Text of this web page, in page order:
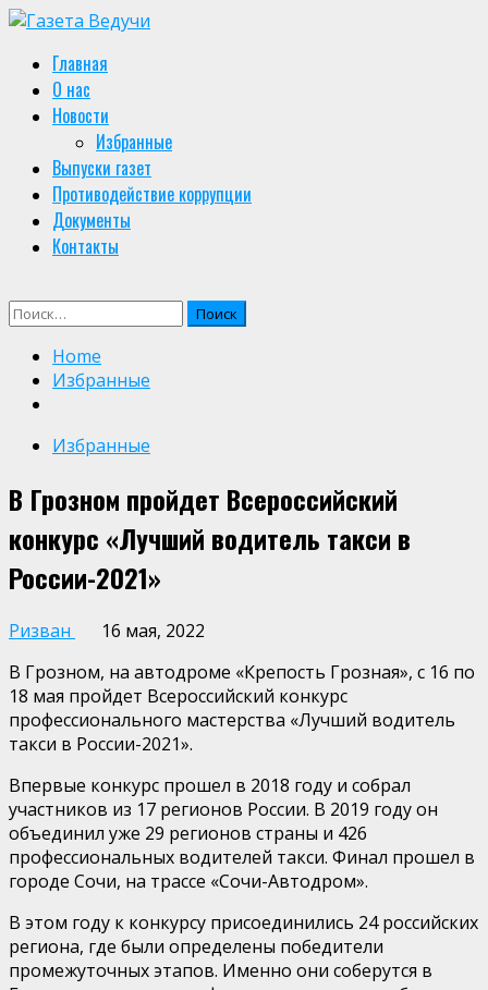
Skip
content
Primary
Menu
Главная
О нас
Новости
Избранные
Выпуски газет
Противодействие коррупции
Документы
Контакты
Найти:
Home
Избранные
Избранные
В Грозном пройдет Всероссийский
конкурс «Лучший водитель такси в
России-2021»
Ризван
16 мая, 2022
В Грозном, на автодроме «Крепость Грозная», с 16 по
18 мая пройдет Всероссийский конкурс
профессионального мастерства «Лучший водитель
такси в России-2021».
Впервые конкурс прошел в 2018 году и собрал
участников из 17 регионов России. В 2019 году он
объединил уже 29 регионов страны и 426
профессиональных водителей такси. Финал прошел в
городе Сочи, на трассе «Сочи-Автодром».
В этом году к конкурсу присоединились 24 российских
региона, где были определены победители
промежуточных этапов. Именно они соберутся в